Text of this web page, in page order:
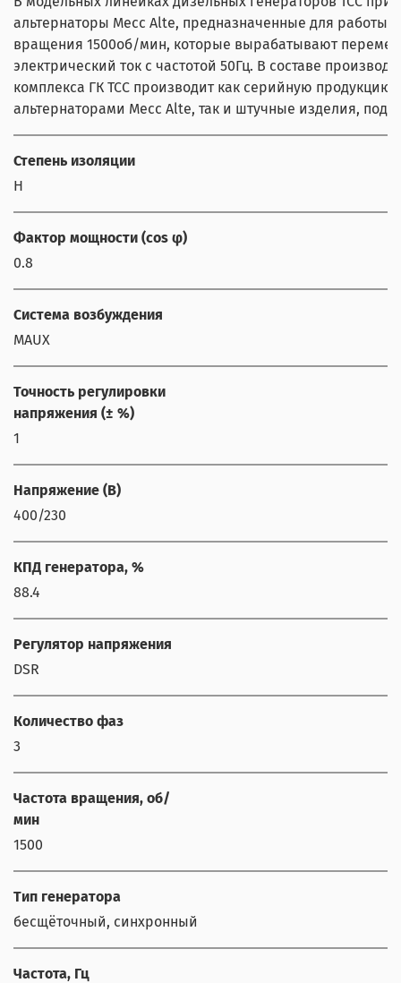
альтернаторы Mecc Alte, предназначенные для работы с
вращения 1500об/мин, которые вырабатывают
электрический ток с частотой 50Гц. В составе
комплекса ГК ТСС производит как серийную продукцию
альтернаторами Mecc Alte, так и штучные изделия, под
Степень изоляции
H
Фактор мощности (cos φ)
0.8
Система возбуждения
MAUX
Точность регулировки
напряжения (± %)
1
Напряжение (В)
400/230
КПД генератора, %
88.4
Регулятор напряжения
DSR
Количество фаз
3
Частота вращения, об/
мин
1500
Тип генератора
бесщёточный, синхронный
Частота, Гц